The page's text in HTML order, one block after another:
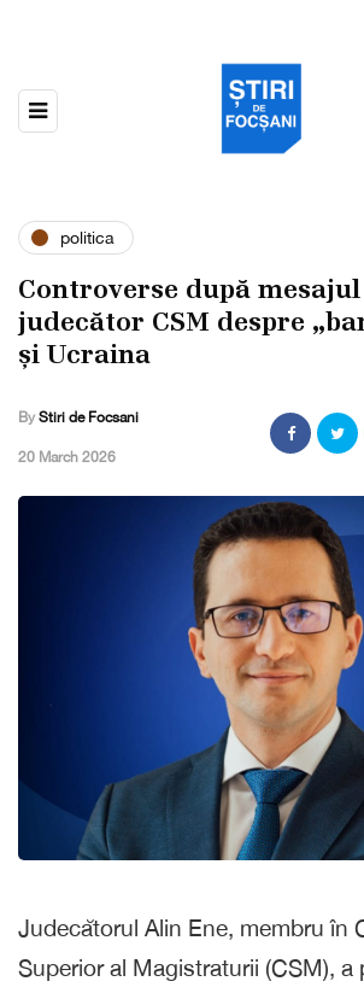
politica
Controverse după
judecător CSM despre
și Ucraina
By Stiri de Focsani
,20 March 2026
Judecătorul Alin Ene, membru în
Superior al Magistraturii (CSM), a